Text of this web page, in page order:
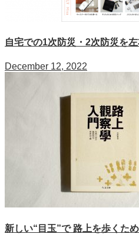
自宅での1次防災・2次防災を
December 12, 2022
新しい“目玉”で 路上を歩くた